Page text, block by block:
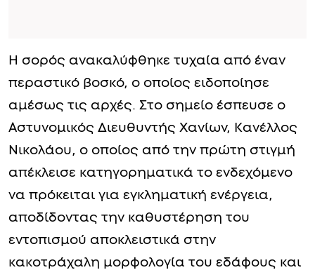
Η σορός ανακαλύφθηκε τυχαία από έναν
περαστικό βοσκό, ο οποίος ειδοποίησε
αμέσως τις αρχές. Στο σημείο έσπευσε ο
Αστυνομικός Διευθυντής Χανίων, Κανέλλος
Νικολάου, ο οποίος από την πρώτη στιγμή
απέκλεισε κατηγορηματικά το ενδεχόμενο
να πρόκειται για εγκληματική ενέργεια,
αποδίδοντας την καθυστέρηση του
εντοπισμού αποκλειστικά στην
κακοτράχαλη μορφολογία του εδάφους και